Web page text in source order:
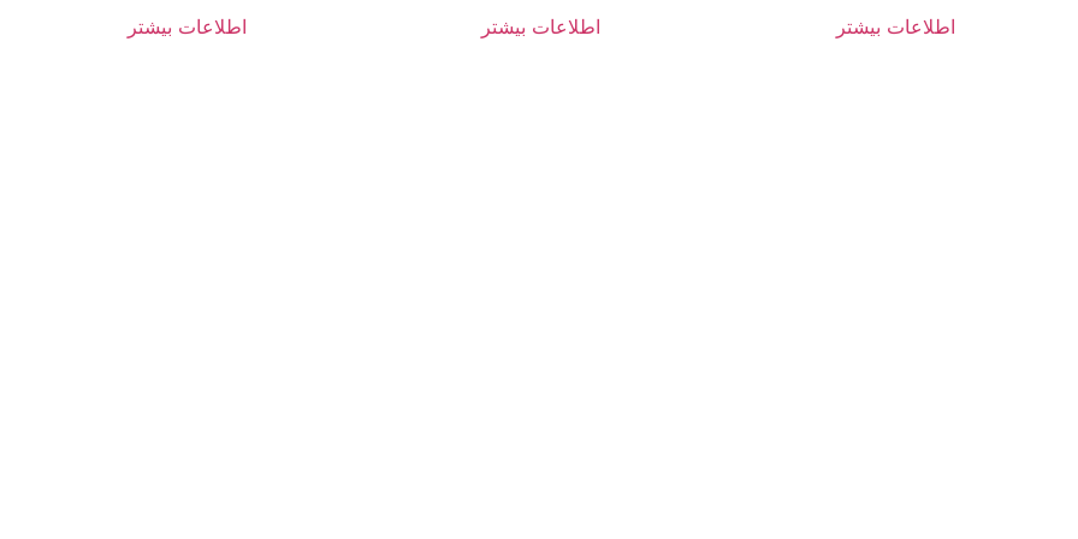
اطلاعات بیشتر اطلاعات بیشتر اطلاعات بیشتر